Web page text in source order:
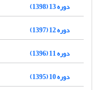
دوره 13 (1398)
دوره 12 (1397)
دوره 11 (1396)
دوره 10 (1395)